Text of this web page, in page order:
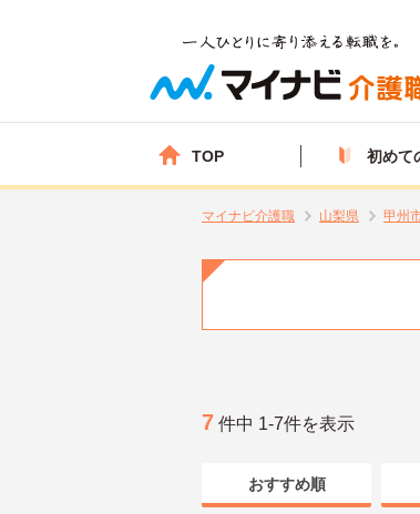
TOP 初めて
マイナビ介護職 山梨県 甲州
7 件中 1-7件を表示
おすすめ順